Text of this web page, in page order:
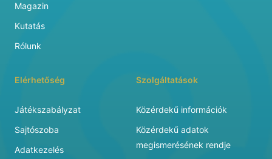
Magazin
Kutatás
Rólunk
Elérhetőség
Játékszabályzat
Sajtószoba
Adatkezelés
Szolgáltatások
Közérdekű információk
Közérdekű adatok
megismerésének rendje